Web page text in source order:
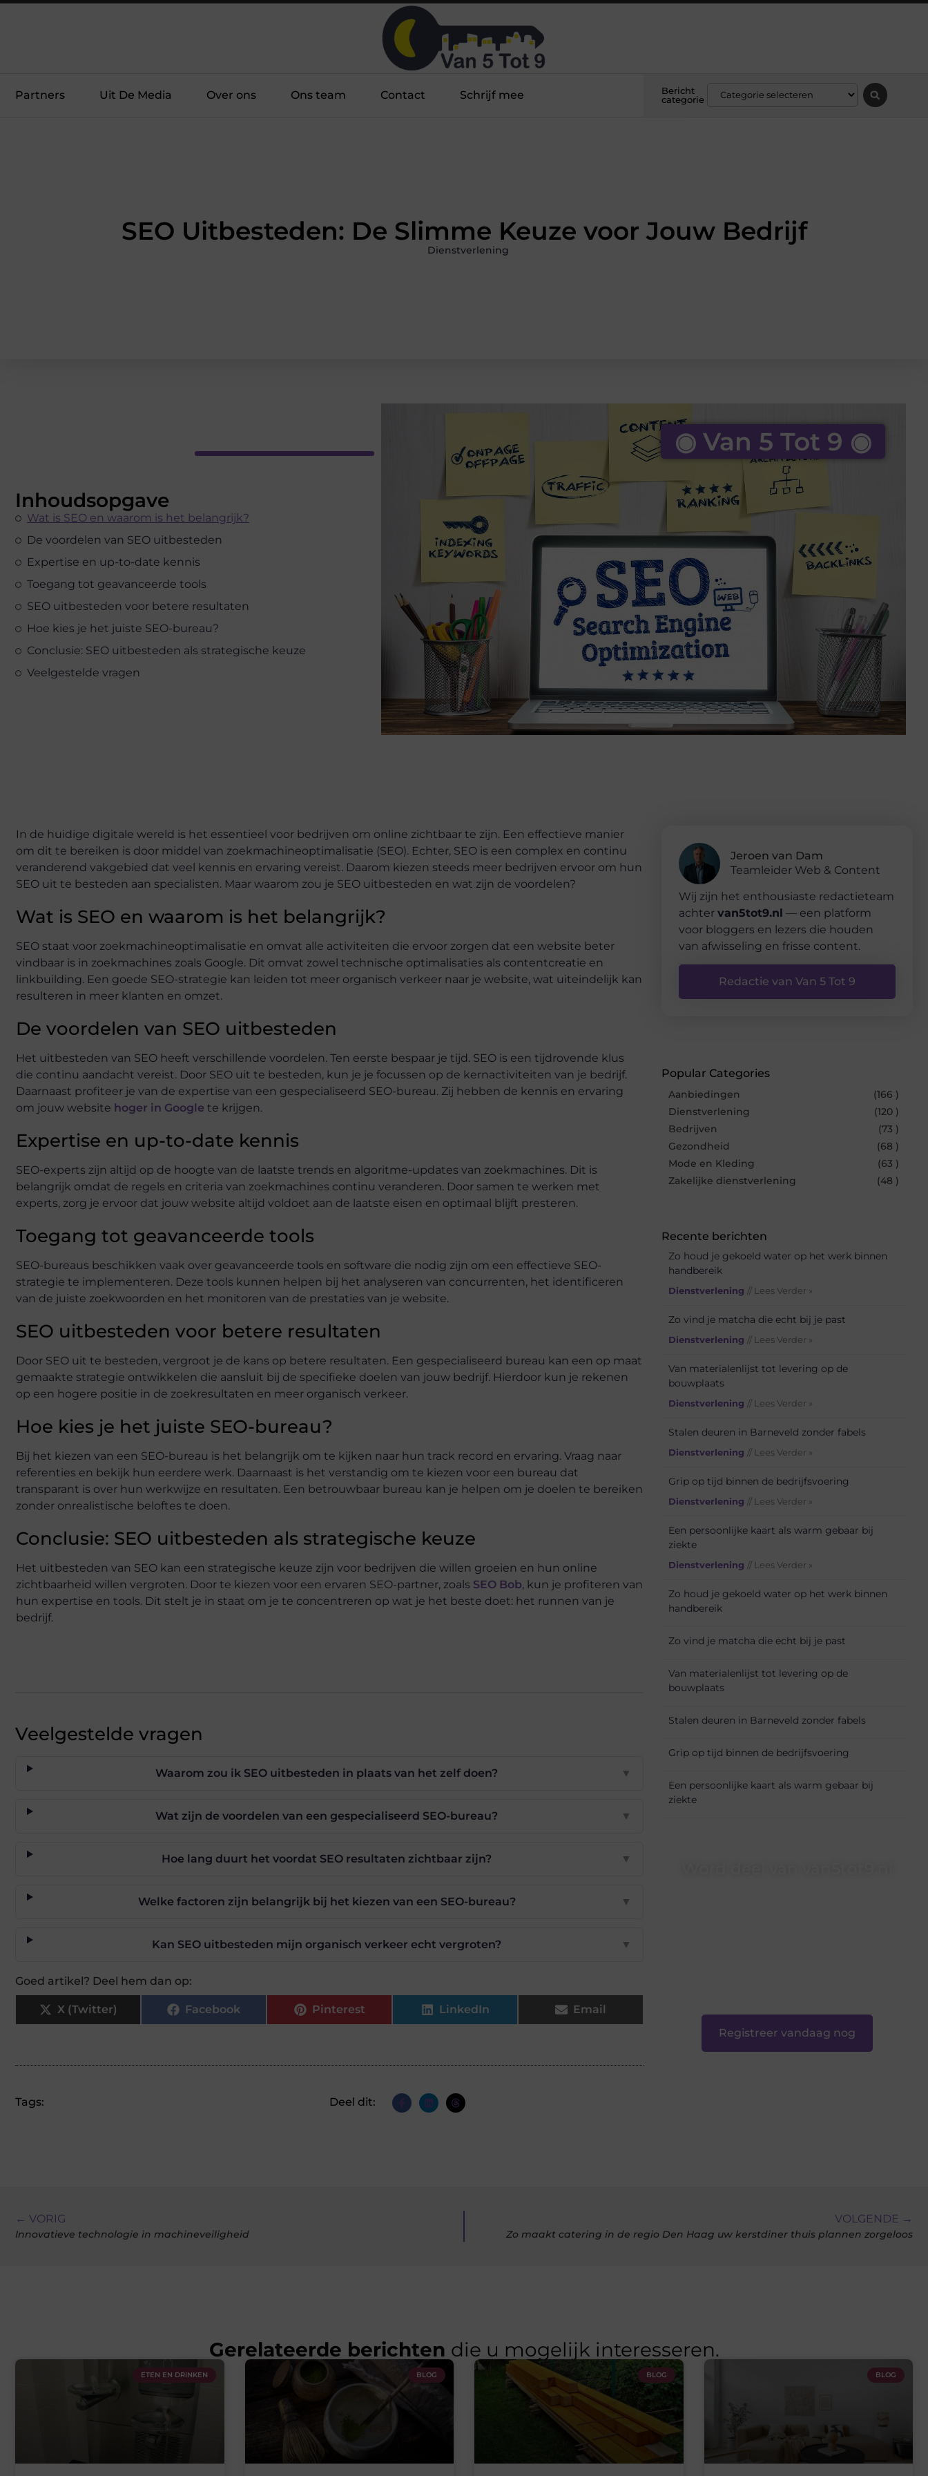
Partners Uit De Media Over ons Ons team Contact Schrijf mee
Bericht
categorie
SEO Uitbesteden: De Slimme Keuze voor Jouw Bedrijf
Dienstverlening
Inhoudsopgave
Wat is SEO en waarom is het belangrijk?
De voordelen van SEO uitbesteden
Expertise en up-to-date kennis
Toegang tot geavanceerde tools
SEO uitbesteden voor betere resultaten
Hoe kies je het juiste SEO-bureau?
Conclusie: SEO uitbesteden als strategische keuze
Veelgestelde vragen
◉ Van 5 Tot 9 ◉
In de huidige digitale wereld is het essentieel voor bedrijven om online zichtbaar te zijn. Een effectieve manier
om dit te bereiken is door middel van zoekmachineoptimalisatie (SEO). Echter, SEO is een complex en continu
veranderend vakgebied dat veel kennis en ervaring vereist. Daarom kiezen steeds meer bedrijven ervoor om hun
SEO uit te besteden aan specialisten. Maar waarom zou je SEO uitbesteden en wat zijn de voordelen?
Wat is SEO en waarom is het belangrijk?
SEO staat voor zoekmachineoptimalisatie en omvat alle activiteiten die ervoor zorgen dat een website beter
vindbaar is in zoekmachines zoals Google. Dit omvat zowel technische optimalisaties als contentcreatie en
linkbuilding. Een goede SEO-strategie kan leiden tot meer organisch verkeer naar je website, wat uiteindelijk kan
resulteren in meer klanten en omzet.
De voordelen van SEO uitbesteden
Het uitbesteden van SEO heeft verschillende voordelen. Ten eerste bespaar je tijd. SEO is een tijdrovende klus
die continu aandacht vereist. Door SEO uit te besteden, kun je je focussen op de kernactiviteiten van je bedrijf.
Daarnaast profiteer je van de expertise van een gespecialiseerd SEO-bureau. Zij hebben de kennis en ervaring
om jouw website hoger in Google te krijgen.
Expertise en up-to-date kennis
SEO-experts zijn altijd op de hoogte van de laatste trends en algoritme-updates van zoekmachines. Dit is
belangrijk omdat de regels en criteria van zoekmachines continu veranderen. Door samen te werken met
experts, zorg je ervoor dat jouw website altijd voldoet aan de laatste eisen en optimaal blijft presteren.
Toegang tot geavanceerde tools
SEO-bureaus beschikken vaak over geavanceerde tools en software die nodig zijn om een effectieve SEO-
strategie te implementeren. Deze tools kunnen helpen bij het analyseren van concurrenten, het identificeren
van de juiste zoekwoorden en het monitoren van de prestaties van je website.
SEO uitbesteden voor betere resultaten
Door SEO uit te besteden, vergroot je de kans op betere resultaten. Een gespecialiseerd bureau kan een op maat
gemaakte strategie ontwikkelen die aansluit bij de specifieke doelen van jouw bedrijf. Hierdoor kun je rekenen
op een hogere positie in de zoekresultaten en meer organisch verkeer.
Hoe kies je het juiste SEO-bureau?
Bij het kiezen van een SEO-bureau is het belangrijk om te kijken naar hun track record en ervaring. Vraag naar
referenties en bekijk hun eerdere werk. Daarnaast is het verstandig om te kiezen voor een bureau dat
transparant is over hun werkwijze en resultaten. Een betrouwbaar bureau kan je helpen om je doelen te bereiken
zonder onrealistische beloftes te doen.
Conclusie: SEO uitbesteden als strategische keuze
Het uitbesteden van SEO kan een strategische keuze zijn voor bedrijven die willen groeien en hun online
zichtbaarheid willen vergroten. Door te kiezen voor een ervaren SEO-partner, zoals SEO Bob, kun je profiteren van
hun expertise en tools. Dit stelt je in staat om je te concentreren op wat je het beste doet: het runnen van je
bedrijf.
Veelgestelde vragen
Waarom zou ik SEO uitbesteden in plaats van het zelf doen? ▼
Wat zijn de voordelen van een gespecialiseerd SEO-bureau? ▼
Hoe lang duurt het voordat SEO resultaten zichtbaar zijn? ▼
Welke factoren zijn belangrijk bij het kiezen van een SEO-bureau? ▼
Kan SEO uitbesteden mijn organisch verkeer echt vergroten? ▼
Goed artikel? Deel hem dan op:
X (Twitter) Facebook Pinterest LinkedIn Email
Tags: Deel dit:
Jeroen van Dam
Teamleider Web & Content
Wij zijn het enthousiaste redactieteam
achter van5tot9.nl — een platform
voor bloggers en lezers die houden
van afwisseling en frisse content.
Redactie van Van 5 Tot 9
Popular Categories
Aanbiedingen
(166 )
Dienstverlening
(120 )
Bedrijven
(73 )
Gezondheid
(68 )
Mode en Kleding
(63 )
Zakelijke dienstverlening
(48 )
Recente berichten
Zo houd je gekoeld water op het werk binnen
handbereik
Dienstverlening // Lees Verder »
Zo vind je matcha die echt bij je past
Dienstverlening // Lees Verder »
Van materialenlijst tot levering op de
bouwplaats
Dienstverlening // Lees Verder »
Stalen deuren in Barneveld zonder fabels
Dienstverlening // Lees Verder »
Grip op tijd binnen de bedrijfsvoering
Dienstverlening // Lees Verder »
Een persoonlijke kaart als warm gebaar bij
ziekte
Dienstverlening // Lees Verder »
Zo houd je gekoeld water op het werk binnen
handbereik
Zo vind je matcha die echt bij je past
Van materialenlijst tot levering op de
bouwplaats
Stalen deuren in Barneveld zonder fabels
Grip op tijd binnen de bedrijfsvoering
Een persoonlijke kaart als warm gebaar bij
ziekte
Registreer vandaag nog
← VORIG
Innovatieve technologie in machineveiligheid
VOLGENDE →
Zo maakt catering in de regio Den Haag uw kerstdiner thuis plannen zorgeloos
Gerelateerde berichten die u mogelijk interesseren.
ETEN EN DRINKEN BLOG BLOG BLOG